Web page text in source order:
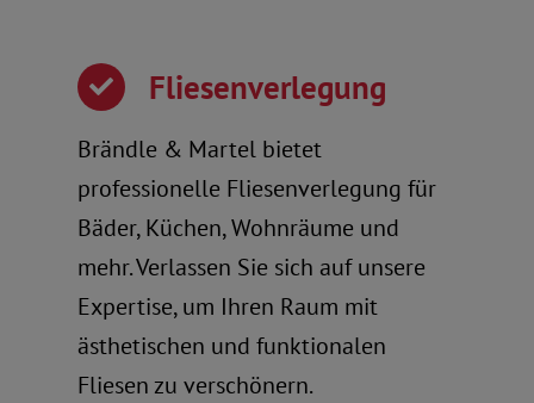
Fliesenverlegung
Brändle & Martel bietet
professionelle Fliesenverlegung für
Bäder, Küchen, Wohnräume und
mehr. Verlassen Sie sich auf unsere
Expertise, um Ihren Raum mit
ästhetischen und funktionalen
Fliesen zu verschönern.